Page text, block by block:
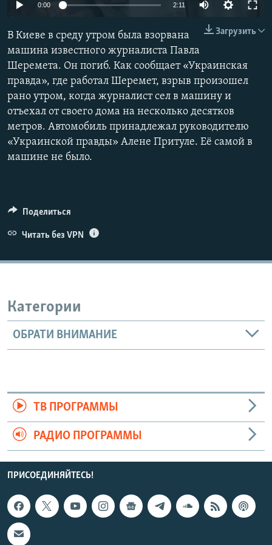
ПОБЕДИТЕЛЕЙ НЕ СУДЯТ?
КРЫМ.НЕПОКОРЕННЫЙ
ELIFBE
УКРАИНСКАЯ ПРОБЛЕМА КРЫМА
ПРИСОЕДИНЯЙТЕСЬ!
Все сайты RFE/RL
0:00 2:11
Загрузить
В Киеве в среду утром была взорвана
машина известного журналиста Павла
Шеремета. Он погиб. Как сообщает «Украинская
правда», где работал Шеремет, взрыв произошел
рано утром, когда журналист сел в машину и
отъехал от своего дома на несколько десятков
метров. Автомобиль принадлежал руководителю
«Украинской правды» Алене Притуле. Её самой в
машине не было.
Поделиться
Читать без VPN
Категории
ОБРАТИ ВНИМАНИЕ
ТВ ПРОГРАММЫ
РАДИО ПРОГРАММЫ
ПРИСОЕДИНЯЙТЕСЬ!